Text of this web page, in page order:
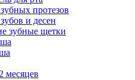
протезов
и десен
зубные щетки
месяцев